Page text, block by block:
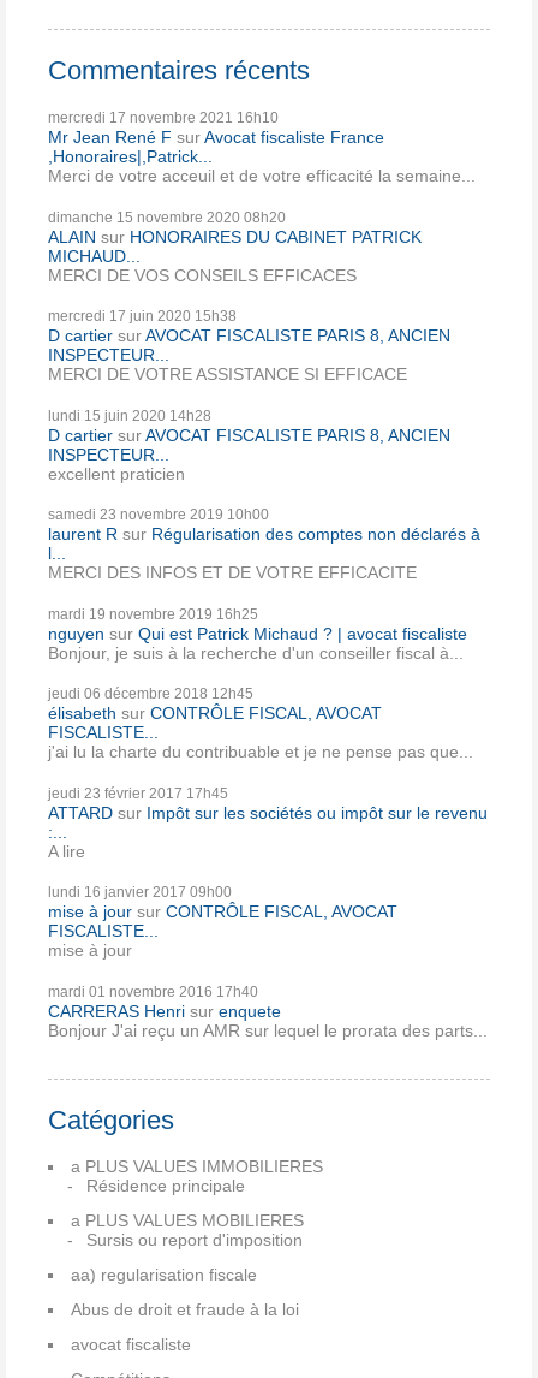
Commentaires récents
mercredi 17 novembre 2021 16h10
Mr Jean René F surAvocat fiscaliste France
,Honoraires|,Patrick...
Merci de votre acceuil et de votre efficacité la semaine...
dimanche 15 novembre 2020 08h20
ALAIN sur HONORAIRES DU CABINET PATRICK
MICHAUD...
MERCI DE VOS CONSEILS EFFICACES
mercredi 17 juin 2020 15h38
D cartier surAVOCAT FISCALISTE PARIS 8, ANCIEN
INSPECTEUR...
MERCI DE VOTRE ASSISTANCE SI EFFICACE
lundi 15 juin 2020 14h28
D cartier surAVOCAT FISCALISTE PARIS 8, ANCIEN
INSPECTEUR...
excellent praticien
samedi 23 novembre 2019 10h00
laurent R sur Régularisation des comptes non déclarés à
l...
MERCI DES INFOS ET DE VOTRE EFFICACITE
mardi 19 novembre 2019 16h25
nguyen sur Qui est Patrick Michaud ? | avocat fiscaliste
Bonjour, je suis à la recherche d'un conseiller fiscal à...
jeudi 06 décembre 2018 12h45
élisabeth sur CONTRÔLE FISCAL, AVOCAT
FISCALISTE...
j'ai lu la charte du contribuable et je ne pense pas que...
jeudi 23 février 2017 17h45
ATTARD sur Impôt sur les sociétés ou impôt sur le revenu
:...
A lire
lundi 16 janvier 2017 09h00
mise à jour sur CONTRÔLE FISCAL, AVOCAT
FISCALISTE...
mise à jour
mardi 01 novembre 2016 17h40
CARRERAS Henri sur enquete
Bonjour J'ai reçu un AMR sur lequel le prorata des parts...
Catégories
a PLUS VALUES IMMOBILIERES
Résidence principale
a PLUS VALUES MOBILIERES
Sursis ou report d'imposition
aa) regularisation fiscale
Abus de droit et fraude à la loi
avocat fiscaliste